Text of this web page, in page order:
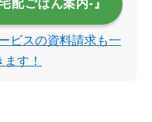
配ごはん案内‐』
ビスの資料請求も一
す！